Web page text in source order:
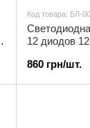
Код товара: БЛ-
12 диодов
860 грн/шт.